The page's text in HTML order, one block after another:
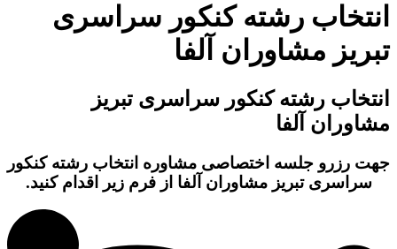
انتخاب رشته کنکور سراسری
تبریز مشاوران آلفا
انتخاب رشته کنکور سراسری تبریز
مشاوران آلفا
جهت رزرو جلسه اختصاصی مشاوره انتخاب رشته کنکور
سراسری تبریز مشاوران آلفا از فرم زیر اقدام کنید.